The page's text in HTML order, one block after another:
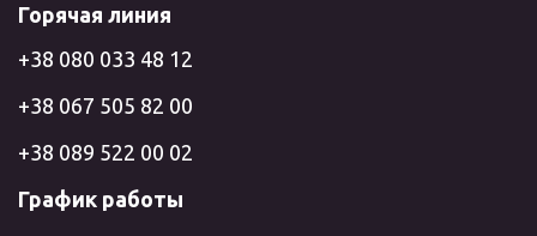
Горячая линия
+38 080 033 48 12
+38 067 505 82 00
+38 089 522 00 02
График работы